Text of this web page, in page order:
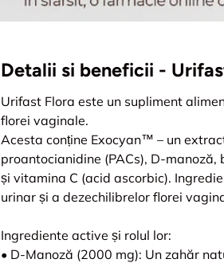
Detalii si beneficii -
Urifast Flora este un supliment
florei vaginale.
Acesta conține Exocyan™ – un
proantocianidine (PACs), D-
și vitamina C (acid ascorbic).
urinar și a dezechilibrelor florei
Ingrediente active și rolul lor:
• D-Manoză (2000 mg): Un zahăr